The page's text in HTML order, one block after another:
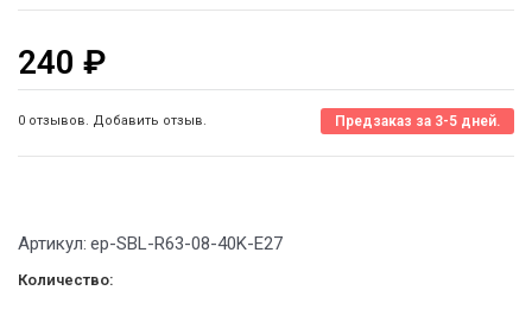
240 ₽
0 отзывов. Добавить отзыв. Предзаказ за 3-5 дней.
Артикул: ep-SBL-R63-08-40K-E27
Количество: